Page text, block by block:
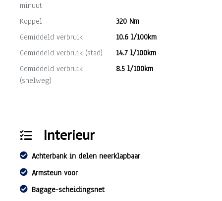
minuut
Koppel
320 Nm
Gemiddeld verbruik
10.6 l/100km
Gemiddeld verbruik (stad)
14.7 l/100km
Gemiddeld verbruik
(snelweg)
8.5 l/100km
Interieur
Achterbank in delen neerklapbaar
Armsteun voor
Bagage-scheidingsnet